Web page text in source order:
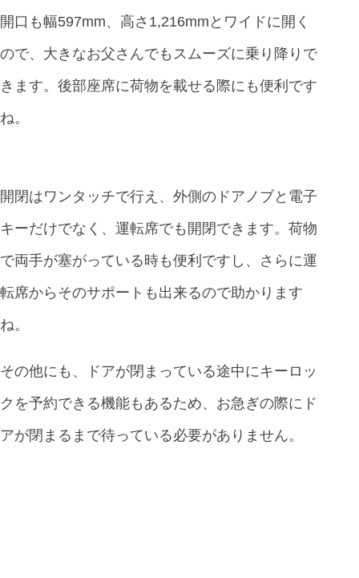
開口も幅597mm、高さ1,216mmとワイドに開く
ので、大きなお父さんでもスムーズに乗り降りで
きます。後部座席に荷物を載せる際にも便利です
ね。
開閉はワンタッチで行え、外側のドアノブと電子
キーだけでなく、運転席でも開閉できます。荷物
で両手が塞がっている時も便利ですし、さらに運
転席からそのサポートも出来るので助かります
ね。
その他にも、ドアが閉まっている途中にキーロッ
クを予約できる機能もあるため、お急ぎの際にド
アが閉まるまで待っている必要がありません。